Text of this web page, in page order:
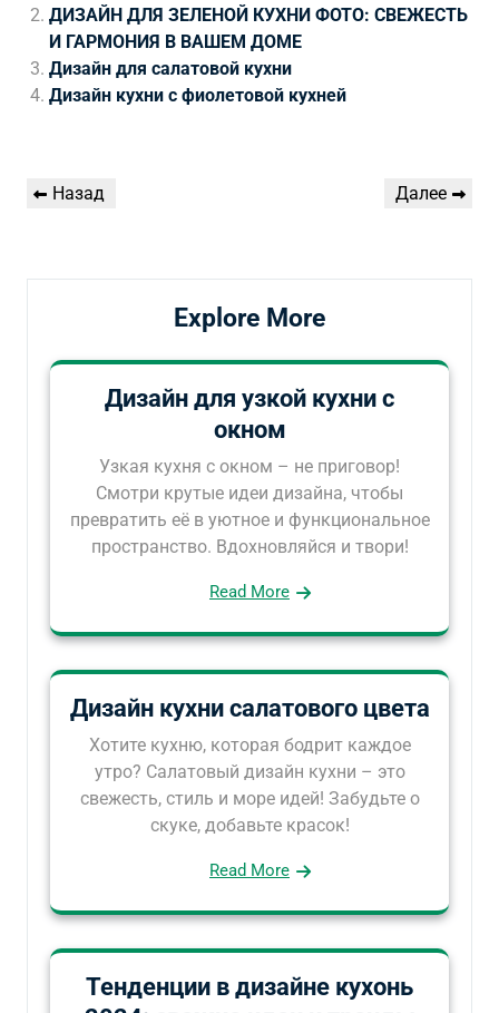
ДИЗАЙН ДЛЯ ЗЕЛЕНОЙ КУХНИ ФОТО: СВЕЖЕСТЬ
И ГАРМОНИЯ В ВАШЕМ ДОМЕ
Дизайн для салатовой кухни
Дизайн кухни с фиолетовой кухней
Навигация
Предыдущая
Назад
Следующая
Далее
Explore More
Дизайн для узкой кухни с
окном
Узкая кухня с окном – не приговор!
Смотри крутые идеи дизайна, чтобы
превратить её в уютное и функциональное
пространство. Вдохновляйся и твори!
Read More
Дизайн кухни салатового цвета
Хотите кухню, которая бодрит каждое
утро? Салатовый дизайн кухни – это
свежесть, стиль и море идей! Забудьте о
скуке, добавьте красок!
Read More
Тенденции в дизайне кухонь